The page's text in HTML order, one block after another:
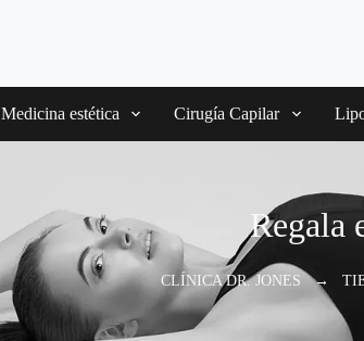
Medicina estética Cirugía Capilar
Regala
CLÍNICA DR. JONES →